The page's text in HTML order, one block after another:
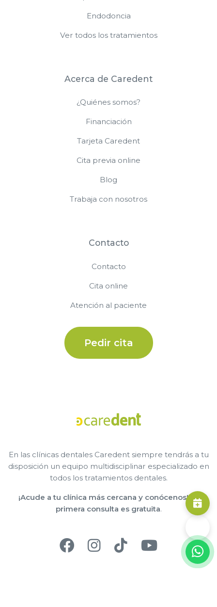
Endodoncia
Ver todos los tratamientos
Acerca de Caredent
¿Quiénes somos?
Financiación
Tarjeta Caredent
Cita previa online
Blog
Trabaja con nosotros
Contacto
Contacto
Cita online
Atención al paciente
Pedir cita
En las clínicas dentales Caredent siempre tendrás a tu
disposición un equipo multidisciplinar especializado en
todos los tratamientos dentales.
¡Acude a tu clínica más cercana y conócenos! La
primera consulta es gratuita.